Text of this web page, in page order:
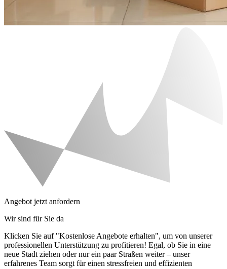
Angebot jetzt anfordern
Wir sind für Sie da
Klicken Sie auf "Kostenlose Angebote erhalten", um von unserer
professionellen Unterstützung zu profitieren! Egal, ob Sie in eine
neue Stadt ziehen oder nur ein paar Straßen weiter – unser
erfahrenes Team sorgt für einen stressfreien und effizienten